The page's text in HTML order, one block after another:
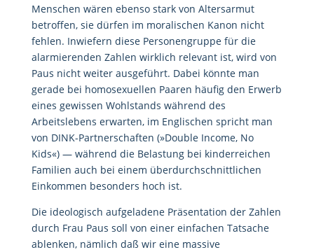
Menschen wären ebenso stark von Altersarmut
betroffen, sie dürfen im moralischen Kanon nicht
fehlen. Inwiefern diese Personengruppe für die
alarmierenden Zahlen wirklich relevant ist, wird von
Paus nicht weiter ausgeführt. Dabei könnte man
gerade bei homosexuellen Paaren häufig den Erwerb
eines gewissen Wohlstands während des
Arbeitslebens erwarten, im Englischen spricht man
von DINK-Partnerschaften (»Double Income, No
Kids«) — während die Belastung bei kinderreichen
Familien auch bei einem überdurchschnittlichen
Einkommen besonders hoch ist.
Die ideologisch aufgeladene Präsentation der Zahlen
durch Frau Paus soll von einer einfachen Tatsache
ablenken, nämlich daß wir eine massive